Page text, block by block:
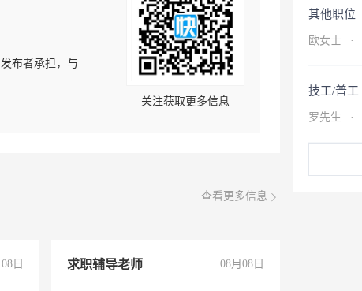
布者承担，与
关注获取更多信息
查看更多信息
日 求职辅导老师 08月08日
其他职位
欧女士 ·
技工/普工
罗先生 ·